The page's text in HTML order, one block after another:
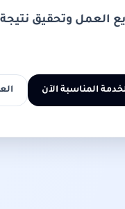
العمل وتحقيق
المناسبة الآن